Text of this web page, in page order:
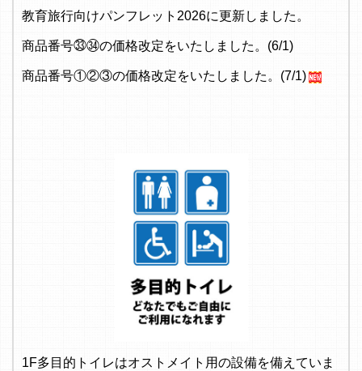
教育旅行向けパンフレット2026に更新しました。
商品番号㉝㉞の価格改定をいたしました。(6/1)
商品番号①②③の価格改定をいたしました。(7/1)
1F多目的トイレはオストメイト用の設備を備えていま